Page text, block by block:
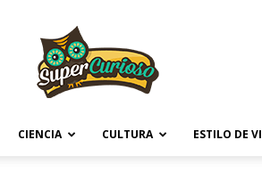
CIENCIA CULTURA ESTILO DE